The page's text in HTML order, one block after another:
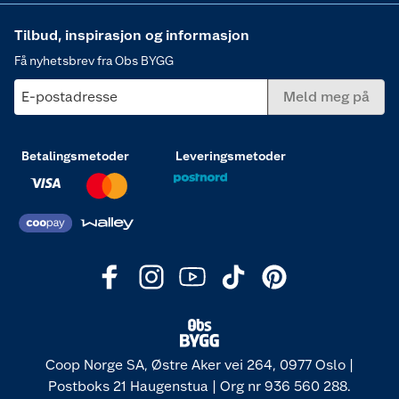
Tilbud, inspirasjon og informasjon
Få nyhetsbrev fra Obs BYGG
E-postadresse Meld meg på
Betalingsmetoder Leveringsmetoder
Coop Norge SA, Østre Aker vei 264, 0977 Oslo |
Postboks 21 Haugenstua | Org nr 936 560 288.